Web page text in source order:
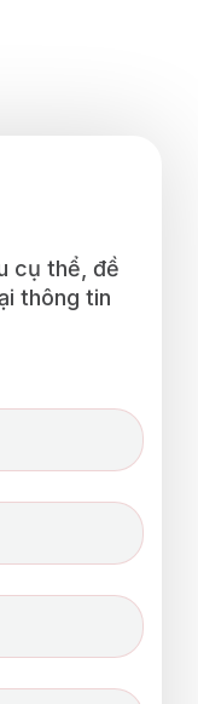
cụ thể, đề
thông tin